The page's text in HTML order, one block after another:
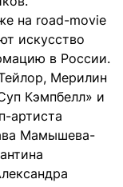
на road-movie
искусство
в России.
Мерилин
Кэмпбелл» и
артиста
Мамышева-